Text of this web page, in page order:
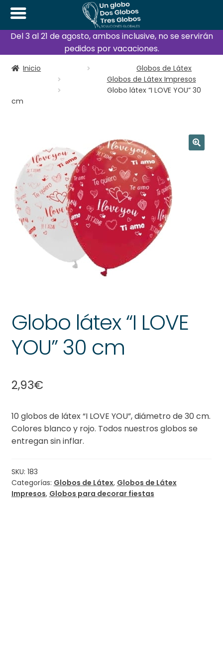
Del 3 al 21 de agosto, ambos inclusive, no se servirán
pedidos por vacaciones.
Inicio
Globos de Látex
Globos de Látex Impresos
Globo látex “I LOVE YOU” 30
cm
Globo látex “I LOVE
YOU” 30 cm
2,93€
10 globos de látex “I LOVE YOU”, diámetro de 30 cm.
Colores blanco y rojo. Todos nuestros globos se
entregan sin inflar.
SKU: 183
Categorías: Globos de Látex, Globos de Látex
Impresos, Globos para decorar fiestas